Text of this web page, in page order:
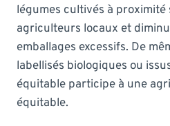
légumes cultivés à proximité
agriculteurs locaux et
emballages excessifs. De
labellisés biologiques ou
équitable participe à une
équitable.